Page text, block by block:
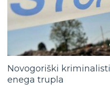
Novogoriški
enega trupla